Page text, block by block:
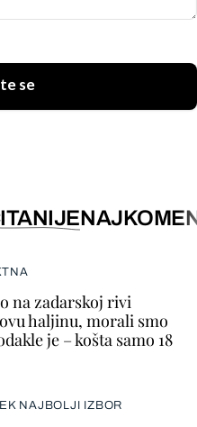
se
na zadarskoj rivi
haljinu, morali smo
je – košta samo 18
NAJBOLJI IZBOR